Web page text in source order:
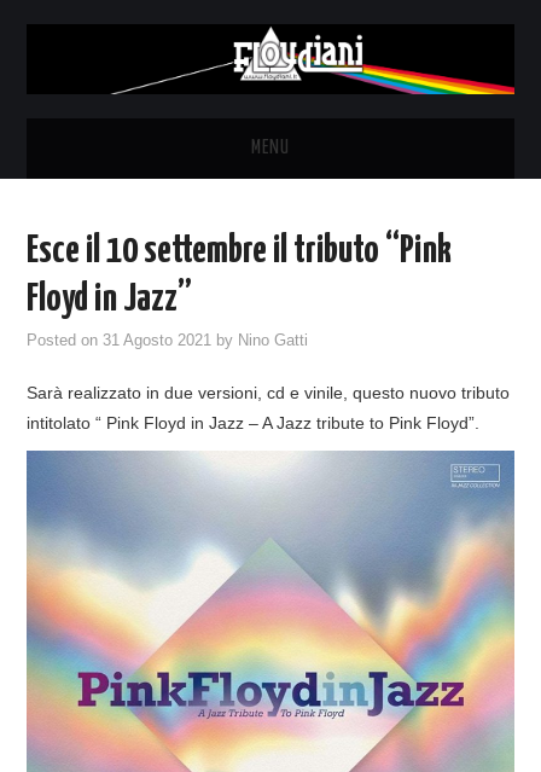
MENU
THE LUNATICS
SYD BARRETT – ALLE SOGLIE
DELL’ALBA
COVER & TRIBUTI
EVENTI
DISCOGRAFIA
LINKS
Esce il 10 settembre il tributo “Pink
Floyd in Jazz”
Posted on 31 Agosto 2021 by Nino Gatti
Sarà realizzato in due versioni, cd e vinile, questo nuovo tributo
intitolato “ Pink Floyd in Jazz – A Jazz tribute to Pink Floyd”.